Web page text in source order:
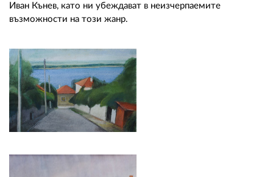
Иван Кънев, като ни убеждават в неизчерпаемите
възможности на този жанр.